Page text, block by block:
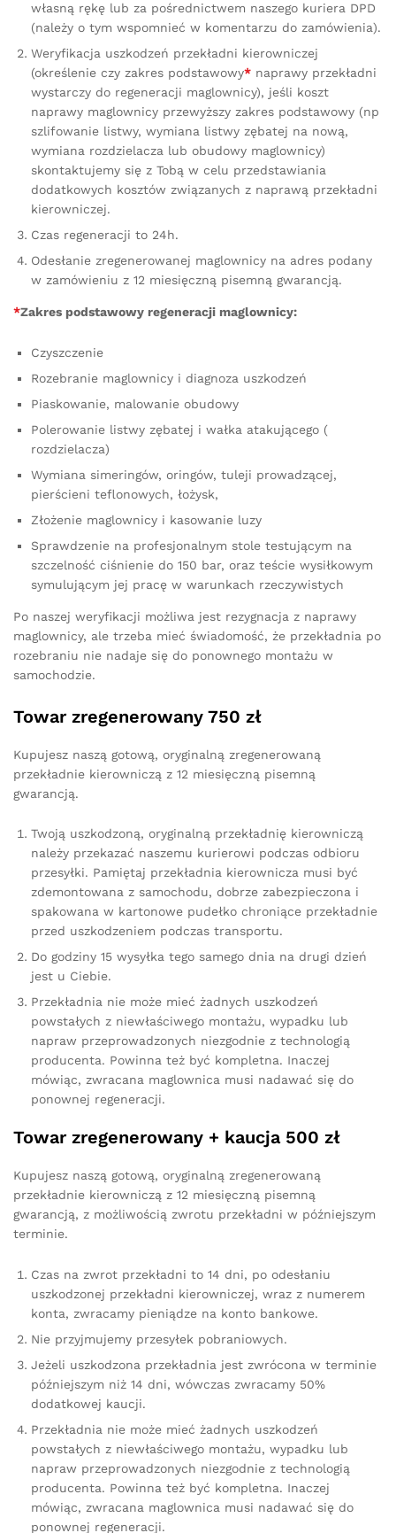
własną rękę lub za pośrednictwem naszego kuriera DPD
(należy o tym wspomnieć w komentarzu do zamówienia).
Weryfikacja uszkodzeń przekładni kierowniczej
(określenie czy zakres podstawowy* naprawy przekładni
wystarczy do regeneracji maglownicy), jeśli koszt
naprawy maglownicy przewyższy zakres podstawowy (np
szlifowanie listwy, wymiana listwy zębatej na nową,
wymiana rozdzielacza lub obudowy maglownicy)
skontaktujemy się z Tobą w celu przedstawiania
dodatkowych kosztów związanych z naprawą przekładni
kierowniczej.
Czas regeneracji to 24h.
Odesłanie zregenerowanej maglownicy na adres podany
w zamówieniu z 12 miesięczną pisemną gwarancją.
*Zakres podstawowy regeneracji maglownicy:
Czyszczenie
Rozebranie maglownicy i diagnoza uszkodzeń
Piaskowanie, malowanie obudowy
Polerowanie listwy zębatej i wałka atakującego (
rozdzielacza)
Wymiana simeringów, oringów, tuleji prowadzącej,
pierścieni teflonowych, łożysk,
Złożenie maglownicy i kasowanie luzy
Sprawdzenie na profesjonalnym stole testującym na
szczelność ciśnienie do 150 bar, oraz teście wysiłkowym
symulującym jej pracę w warunkach rzeczywistych
Po naszej weryfikacji możliwa jest rezygnacja z naprawy
maglownicy, ale trzeba mieć świadomość, że przekładnia po
rozebraniu nie nadaje się do ponownego montażu w
samochodzie.
Towar zregenerowany 750 zł
Kupujesz naszą gotową, oryginalną zregenerowaną
przekładnie kierowniczą z 12 miesięczną pisemną
gwarancją.
Twoją uszkodzoną, oryginalną przekładnię kierowniczą
należy przekazać naszemu kurierowi podczas odbioru
przesyłki. Pamiętaj przekładnia kierownicza musi być
zdemontowana z samochodu, dobrze zabezpieczona i
spakowana w kartonowe pudełko chroniące przekładnie
przed uszkodzeniem podczas transportu.
Do godziny 15 wysyłka tego samego dnia na drugi dzień
jest u Ciebie.
Przekładnia nie może mieć żadnych uszkodzeń
powstałych z niewłaściwego montażu, wypadku lub
napraw przeprowadzonych niezgodnie z technologią
producenta. Powinna też być kompletna. Inaczej
mówiąc, zwracana maglownica musi nadawać się do
ponownej regeneracji.
Towar zregenerowany + kaucja 500 zł
Kupujesz naszą gotową, oryginalną zregenerowaną
przekładnie kierowniczą z 12 miesięczną pisemną
gwarancją, z możliwością zwrotu przekładni w późniejszym
terminie.
Czas na zwrot przekładni to 14 dni, po odesłaniu
uszkodzonej przekładni kierowniczej, wraz z numerem
konta, zwracamy pieniądze na konto bankowe.
Nie przyjmujemy przesyłek pobraniowych.
Jeżeli uszkodzona przekładnia jest zwrócona w terminie
późniejszym niż 14 dni, wówczas zwracamy 50%
dodatkowej kaucji.
Przekładnia nie może mieć żadnych uszkodzeń
powstałych z niewłaściwego montażu, wypadku lub
napraw przeprowadzonych niezgodnie z technologią
producenta. Powinna też być kompletna. Inaczej
mówiąc, zwracana maglownica musi nadawać się do
ponownej regeneracji.